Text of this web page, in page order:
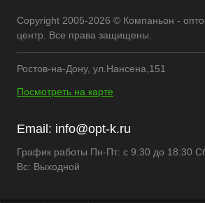
Copyright 2005-2026 © Компаньон -
центр. Все права защищены.
Ростов-на-Дону, ул.Нансена,151
Посмотреть на карте
Email: info@opt-k.ru
График работы Пн-Пт: с 9:30 до 18:30
Вс: Выходной